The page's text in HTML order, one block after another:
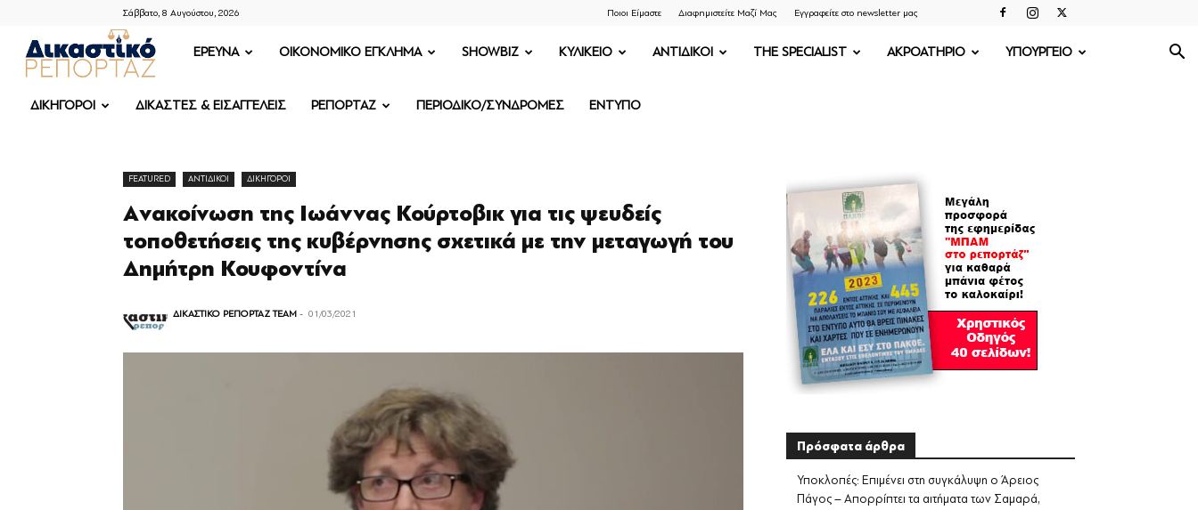
Σάββατο, 8 Αυγούστου, 2026 Ποιοι Είμαστε Διαφημιστείτε Μαζί Μας Εγγραφείτε στο newsletter μας
ΔΙΚΑΣΤΙΚΟ
ΡΕΠΟΡΤΑΖ
ΕΡΕΥΝΑ OIKONOMIKO ΕΓΚΛΗΜΑ SHOWBIZ ΚΥΛΙΚΕΙΟ ΑΝΤΙΔΙΚΟΙ THE SPECIALIST ΑΚΡΟΑΤΗΡΙΟ ΥΠΟΥΡΓΕΙΟ
ΔΙΚΗΓΟΡΟΙ ΔΙΚΑΣΤΕΣ & ΕΙΣΑΓΓΕΛΕΙΣ ΡΕΠΟΡΤΑΖ ΠΕΡΙΟΔΙΚΟ/ΣΥΝΔΡΟΜΕΣ ΕΝΤΥΠΟ
FEATURED ΑΝΤΙΔΙΚΟΙ ΔΙΚΗΓΟΡΟΙ
Aνακοίνωση της Ιωάννας Κούρτοβικ για τις ψευδείς
τοποθετήσεις της κυβέρνησης σχετικά με την μεταγωγή του
Δημήτρη Κουφοντίνα
ΔΙΚΑΣΤΙΚΟ ΡΕΠΟΡΤΑΖ TEAM - 01/03/2021
Πρόσφατα άρθρα
Υποκλοπές: Επιμένει στη συγκάλυψη ο Άρειος
Πάγος – Απορρίπτει τα αιτήματα των Σαμαρά,